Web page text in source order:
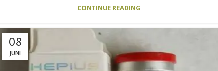
CONTINUE READING
08
JUNI